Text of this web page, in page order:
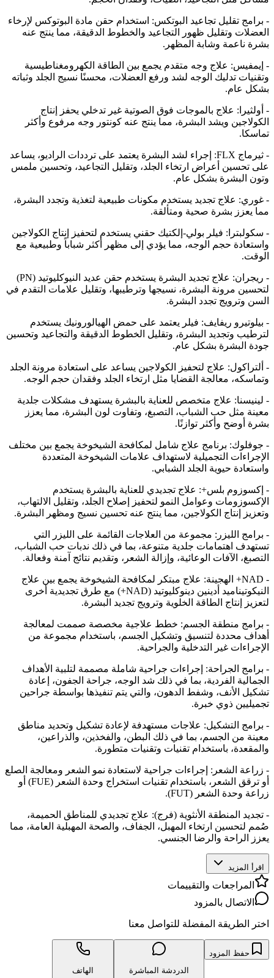
- برامج تقليل تجاعيد البوتكس: استخدام حقن مادة البوتوكس لإرخاء
العضلات وتقليل ظهور التجاعيد والخطوط الدقيقة، مما ينتج عنه
بشرة ناعمة وشابة المظهر.
- إيمفيس: علاج وجه متقدم يجمع بين الطاقة الكهرومغناطيسية
وتقنيات تدليك الوجه لشد ورفع العضلات، محسنًا نسيج الجلد وثباته
بشكل عام.
- أولثيرا: علاج بالموجات فوق الصوتية غير تدخلي يحفز إنتاج
الكولاجين ويشد البشرة، مما ينتج عنه كونتور وجه مرفوع وأكثر
تماسكا.
- ثيرماج FLX: إجراء لشد البشرة يعتمد على ترددات الراديو، يساعد
على تحسين أعراض ارتخاء الجلد، وتقليل التجاعيد، وتحسين ملمس
وتون البشرة بشكل عام.
- غوري: علاج تجديد يستخدم مكونات طبيعية لتغذية وتجدد البشرة،
مما يعزز بشرة صحية ومتألقة.
- سكولبترا: فيلر بولي-إلكتيك حقني يستخدم لتحفيز إنتاج الكولاجين
واستعادة حجم الوجه، مما يؤدي إلى مظهر أكثر شباباً وطبيعية مع
الوقت.
- ريجران: علاج تجديد البشرة يستخدم حقن عديد النيوكليوتيد (PN)
لتحسين مرونة البشرة، نسيجها وترطيبها، وتقليل علامات التقدم في
السن وترويج تجدد البشرة.
- بيلوتيرو ريفايف: فيلر يعتمد على حمض الهيالورونيك يستخدم
لترطيب وتجديد البشرة، وتقليل الخطوط الدقيقة والتجاعيد وتحسين
جودة البشرة بشكل عام.
- ألتراكول: علاج لتحفيز الكولاجين يساعد على استعادة مرونة الجلد
وتماسكه، معالجة القضايا مثل ارتخاء الجلد وفقدان حجم الوجه.
- لينيسنا: علاج متخصص للعناية بالبشرة يستهدف مشكلات جلدية
معينة مثل حب الشباب، التصبغ، وتفاوت لون البشرة، مما يعزز
بشرة أوضح وأكثر توازنًا.
- جوفلوك: برنامج علاج شامل لمكافحة الشيخوخة يجمع بين مختلف
الإجراءات التجميلية لاستهداف علامات الشيخوخة المتعددة
واستعادة حيوية الجلد الشبابي.
- إكسوزوم بلس+: علاج تجديدي للعناية بالبشرة يستخدم
الإكسوزومات وعوامل النمو لتحفيز إصلاح الجلد، وتقليل الالتهاب،
وتعزيز إنتاج الكولاجين، مما ينتج عنه تحسين نسيج ومظهر البشرة.
- برامج الليزر: مجموعة من العلاجات القائمة على الليزر التي
تستهدف اهتمامات جلدية متنوعة، بما في ذلك ندبات حب الشباب،
التصبغ، الآفات الوعائية، وإزالة الشعر، وتقديم نتائج آمنة وفعالة.
- NAD+ الهجينة: علاج مبتكر لمكافحة الشيخوخة يجمع بين علاج
النيكوتيناميد أدينين دينوكليوتيد (NAD+) مع طرق تجديدية أخرى
لتعزيز إنتاج الطاقة الخلوية وترويج تجديد البشرة.
- برامج منطقة الجسم: خطط علاجية مخصصة صممت لمعالجة
أهداف محددة لتنسيق وتشكيل الجسم، باستخدام مجموعة من
الإجراءات غير التدخلية والجراحية.
- برامج الجراحة: إجراءات جراحية شاملة مصممة لتلبية الأهداف
الجمالية الفردية، بما في ذلك شد الوجه، جراحة الجفون، إعادة
تشكيل الأنف، وشفط الدهون، والتي يتم تنفيذها بواسطة جراحين
تجميليين ذوي خبرة.
- برامج التشكيل: علاجات مستهدفة لإعادة تشكيل وتحديد مناطق
معينة من الجسم، بما في ذلك البطن، والفخذين، والذراعين،
والمقعدة، باستخدام تقنيات وتقنيات متطورة.
- زراعة الشعر: إجراءات جراحية لاستعادة نمو الشعر ومعالجة الصلع
أو ترقق الشعر، باستخدام تقنيات استخراج وحدة الشعر (FUE) أو
زراعة وحدة الشعر (FUT).
- تجديد المنطقة الأنثوية (فرج): علاج تجديدي للمناطق الحميمة،
صُمم لتحسين ارتخاء المهبل، الجفاف، والصحة المهبلية العامة، مما
يعزز الراحة والرضا الجنسي.
اقرأ المزيد
المراجعات والتقييمات
الاتصال بالمزود
اختر الطريقة المفضلة للتواصل معنا
حفظ المزود
الدردشة المباشرة
الهاتف